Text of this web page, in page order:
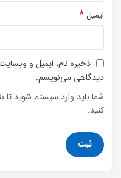
ایمیل*
ذخیره نام، ایمیل و
دیدگاهی می‌نویسم.
شما باید وارد سیستم شوید تا
کنید.